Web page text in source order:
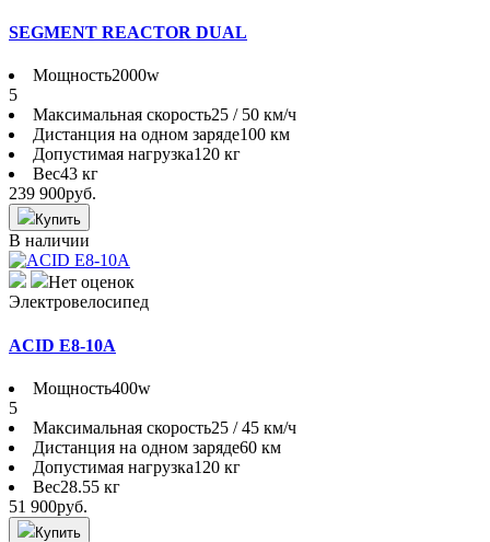
SEGMENT REACTOR DUAL
Мощность2000w
5
Максимальная скорость25 / 50 км/ч
Дистанция на одном заряде100 км
Допустимая нагрузка120 кг
Вес43 кг
239 900руб.
Купить
В наличии
Нет оценок
Электровелосипед
ACID E8-10A
Мощность400w
5
Максимальная скорость25 / 45 км/ч
Дистанция на одном заряде60 км
Допустимая нагрузка120 кг
Вес28.55 кг
51 900руб.
Купить